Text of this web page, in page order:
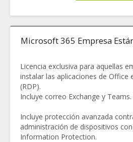
Microsoft 365 Empresa
Licencia exclusiva para aquellas
instalar las aplicaciones de Office
(RDP).
Incluye correo Exchange y Teams.
Incluye protección avanzada
administración de dispositivos
Information Protection.